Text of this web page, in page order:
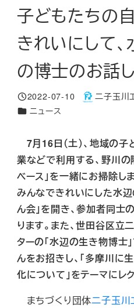
子どもたちの
きれいにして
の博士のお話
投稿日
2022-07-10
著
二子玉川
カテゴリー
ニュース
7月16日（土）、地域の
業などで利用する、野川の
ベース」を一緒にお掃除
みんなできれいにした水
ん会」を開き、参加者同士
ります。また、世田谷区立
ターの「水辺の生き物博士
んをお招きし、「多摩川に
化について」をテーマにレ
まちづくり団体二子玉川